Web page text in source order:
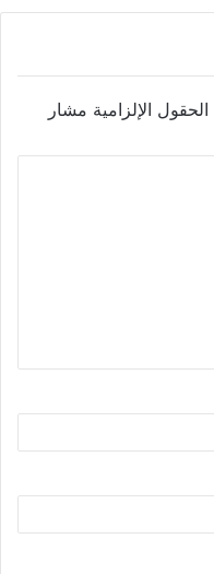
الحقول الإلزامية مشار